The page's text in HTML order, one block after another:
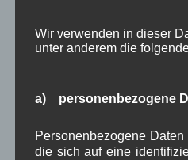
Sammlung
Abfälle 14.10.2016
Wir verwenden in dieser
unter anderem die
a) personenbezogene
Personenbezogene
die sich auf eine